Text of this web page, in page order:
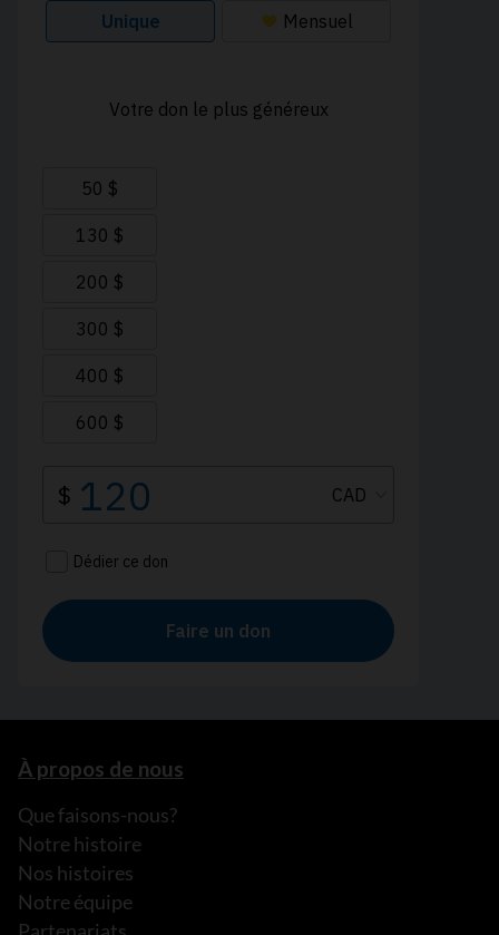
À propos de nous
Que faisons-nous?
Notre histoire
Nos histoires
Notre équipe